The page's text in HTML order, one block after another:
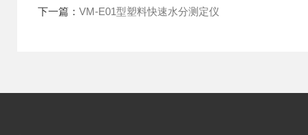
下一篇： VM-E01型塑料快速水分测定仪